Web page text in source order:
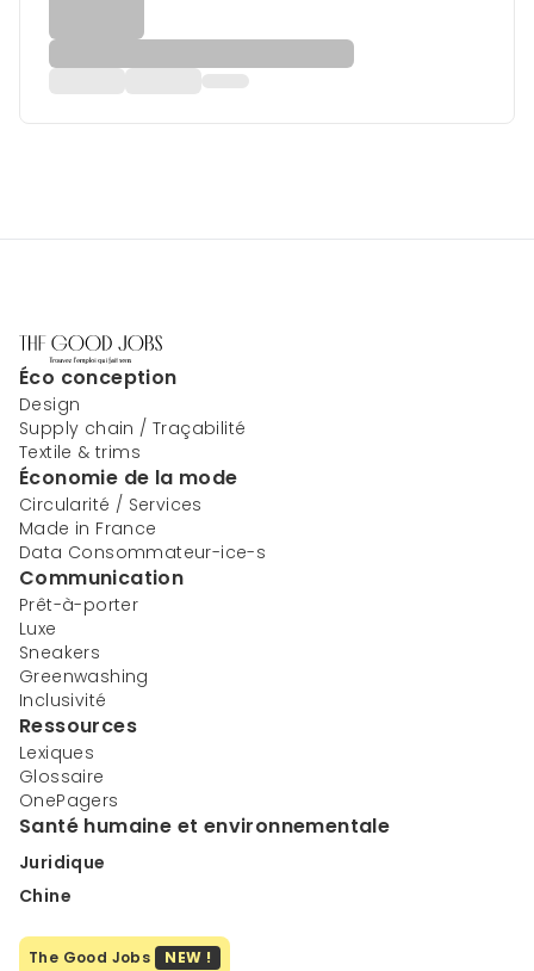
Éco conception
Design
Supply chain / Traçabilité
Textile & trims
Économie de la mode
Circularité / Services
Made in France
Data Consommateur-ice-s
Communication
Prêt-à-porter
Luxe
Sneakers
Greenwashing
Inclusivité
Ressources
Lexiques
Glossaire
OnePagers
Santé humaine et environnementale
Juridique
Chine
The Good Jobs NEW !